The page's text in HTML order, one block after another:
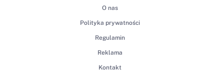
O nas
Polityka prywatności
Regulamin
Reklama
Kontakt